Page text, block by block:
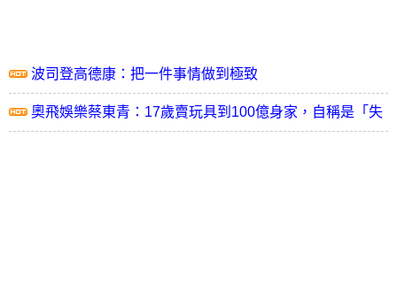
波司登高德康：把一件事情做到極致
奧飛娛樂蔡東青：17歲賣玩具到100億身家，自稱是「失